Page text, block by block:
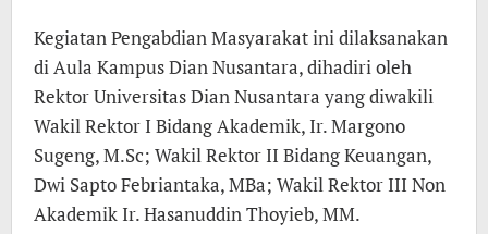
Kegiatan Pengabdian Masyarakat ini dilaksanakan
di Aula Kampus Dian Nusantara, dihadiri oleh
Rektor Universitas Dian Nusantara yang diwakili
Wakil Rektor I Bidang Akademik, Ir. Margono
Sugeng, M.Sc; Wakil Rektor II Bidang Keuangan,
Dwi Sapto Febriantaka, MBa; Wakil Rektor III Non
Akademik Ir. Hasanuddin Thoyieb, MM.